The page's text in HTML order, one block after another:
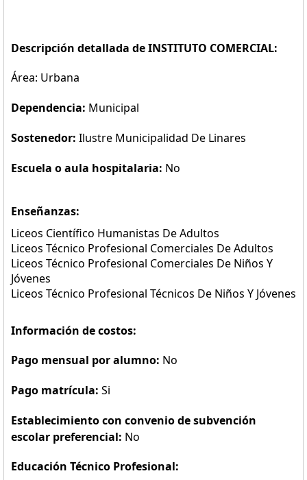
Descripción detallada de INSTITUTO COMERCIAL:
Área: Urbana
Dependencia: Municipal
Sostenedor: Ilustre Municipalidad De Linares
Escuela o aula hospitalaria: No
Enseñanzas:
Liceos Científico Humanistas De Adultos
Liceos Técnico Profesional Comerciales De Adultos
Liceos Técnico Profesional Comerciales De Niños Y
Jóvenes
Liceos Técnico Profesional Técnicos De Niños Y Jóvenes
Información de costos:
Pago mensual por alumno: No
Pago matrícula: Si
Establecimiento con convenio de subvención
escolar preferencial: No
Educación Técnico Profesional: